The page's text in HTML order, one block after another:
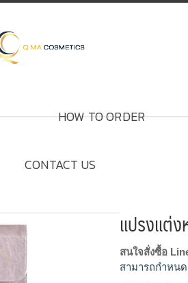
HOW TO ORDER
CONTACT US
แปรงแต่ง
สนใจสั่งซื้อ
สามารถกำหน